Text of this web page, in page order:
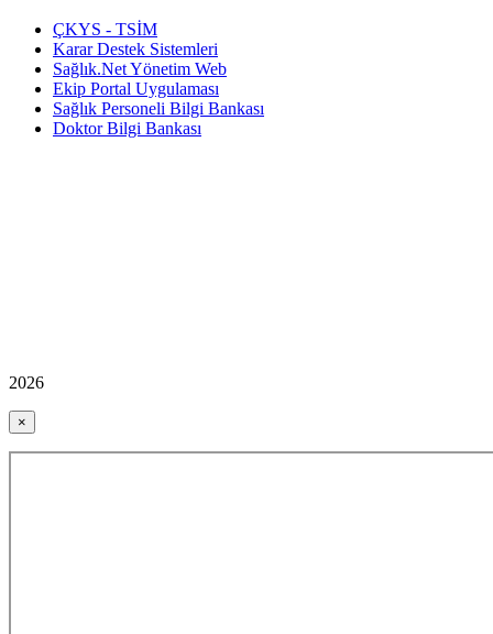
ÇKYS - TSİM
Karar Destek Sistemleri
Sağlık.Net Yönetim Web
Ekip Portal Uygulaması
Sağlık Personeli Bilgi Bankası
Doktor Bilgi Bankası
2026
×